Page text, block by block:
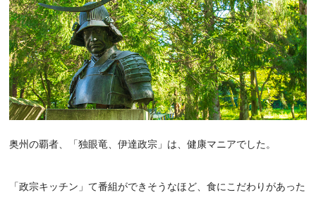
奥州の覇者、「独眼竜、伊達政宗」は、健康マニアでした。
「政宗キッチン」て番組ができそうなほど、食にこだわりがあった